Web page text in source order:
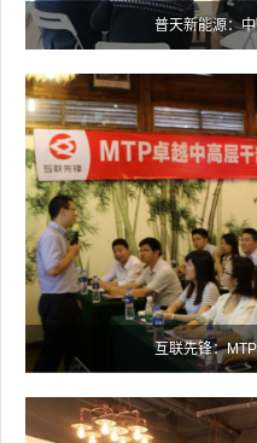
普天新能源：
互联先锋：